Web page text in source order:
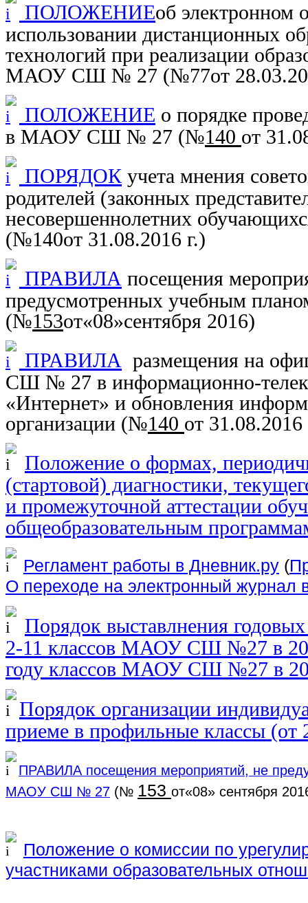
ПОЛОЖЕНИЕоб электронном
использовании дистанционных
технологий при реализации
МАОУ СШ № 27 (№77от
ПОЛОЖЕНИЕ о порядке
в МАОУ СШ № 27 (№140 от
ПОРЯДОК учета мнения
родителей (законных
несовершеннолетних
(№140от 31.08.2016 г.)
ПРАВИЛА посещения
предусмотренных учебным
(№153от«08»сентября 2016)
ПРАВИЛА размещения на
СШ № 27 в информационно-
«Интернет» и обновления
организации (№140 от 31.08.2016
Положение о формах,
(стартовой) диагностики,
и промежуточной аттестации
общеобразовательным
Регламент работы в Дневник.ру (
О переходе на электронный журнал
Порядок выставлнения
2-11 классов МАОУ СШ №27 в
году классов МАОУ СШ №27 в
Порядок организации
приеме в профильные классы (от
ПРАВИЛА посещения мероприятий, не
МАОУ СШ № 27 (№ 153 от«08» сентября
Положение о комиссии по
участниками образовательных